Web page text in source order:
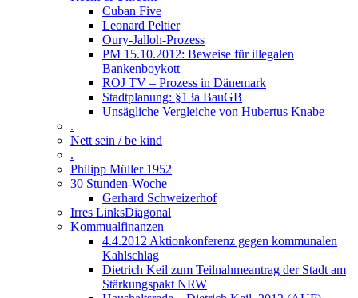
Cuban Five
Leonard Peltier
Oury-Jalloh-Prozess
PM 15.10.2012: Beweise für illegalen
Bankenboykott
ROJ TV – Prozess in Dänemark
Stadtplanung: §13a BauGB
Unsägliche Vergleiche von Hubertus Knabe
.
Nett sein / be kind
.
Philipp Müller 1952
30 Stunden-Woche
Gerhard Schweizerhof
Irres LinksDiagonal
Kommualfinanzen
4.4.2012 Aktionkonferenz gegen kommunalen
Kahlschlag
Dietrich Keil zum Teilnahmeantrag der Stadt am
Stärkungspakt NRW